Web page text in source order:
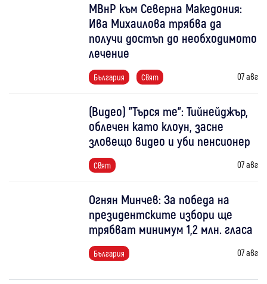
МВнР към Северна Македония:
Ива Михаилова трябва да
получи достъп до необходимото
лечение
България Свят 07 авг
(Видео) "Търся те": Тийнейджър,
облечен като клоун, засне
зловещо видео и уби пенсионер
Свят 07 авг
Огнян Минчев: За победа на
президентските избори ще
трябват минимум 1,2 млн. гласа
България 07 авг